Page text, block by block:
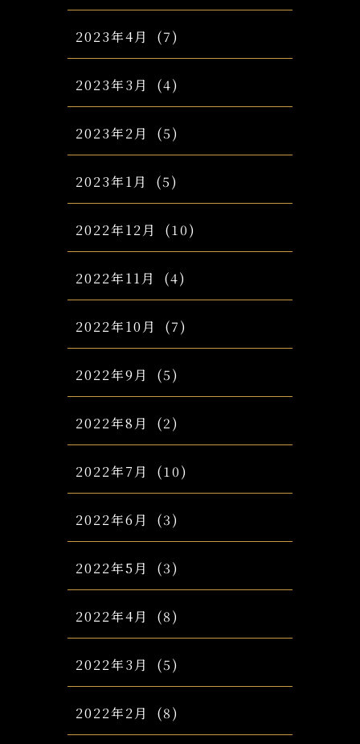
2023年4月 (7)
2023年3月 (4)
2023年2月 (5)
2023年1月 (5)
2022年12月 (10)
2022年11月 (4)
2022年10月 (7)
2022年9月 (5)
2022年8月 (2)
2022年7月 (10)
2022年6月 (3)
2022年5月 (3)
2022年4月 (8)
2022年3月 (5)
2022年2月 (8)